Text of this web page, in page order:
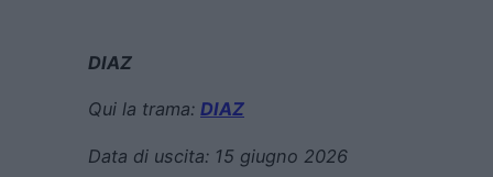
DIAZ
Qui la trama: DIAZ
Data di uscita: 15 giugno 2026